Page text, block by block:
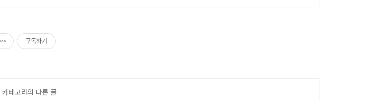
구독하기
카테고리의 다른 글